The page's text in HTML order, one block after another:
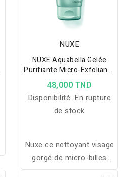
NUXE
NUXE Aquabella Gelée
Purifiante Micro-Exfoliante
150ML
48,000 TND
Disponibilité: En rupture
de stock
Nuxe ce nettoyant visage
gorgé de micro-billes
bleues naturelles permet